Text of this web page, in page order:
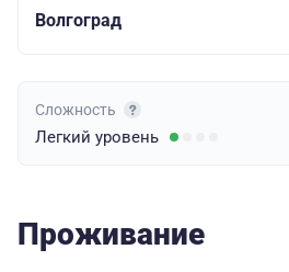
Волгоград
Сложность
Легкий уровень
Проживание